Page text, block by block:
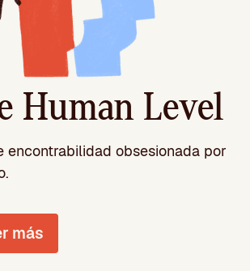
Human Level
encontrabilidad obsesionada por
más